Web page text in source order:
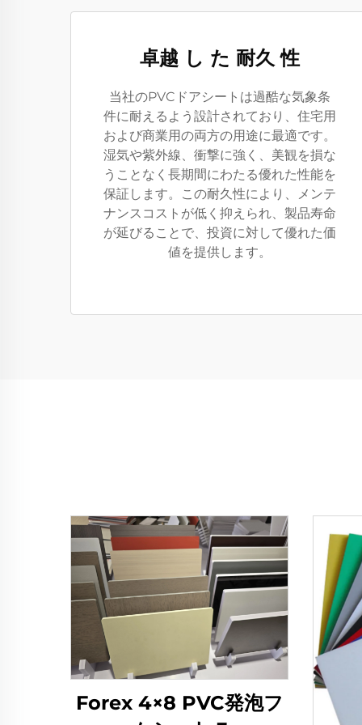
卓越 し た 耐久 性
当社のPVCドアシートは過酷な気象条
件に耐えるよう設計されており、住宅用
および商業用の両方の用途に最適です。
湿気や紫外線、衝撃に強く、美観を損な
うことなく長期間にわたる優れた性能を
保証します。この耐久性により、メンテ
ナンスコストが低く抑えられ、製品寿命
が延びることで、投資に対して優れた価
値を提供します。
Forex 4×8 PVC発泡フ